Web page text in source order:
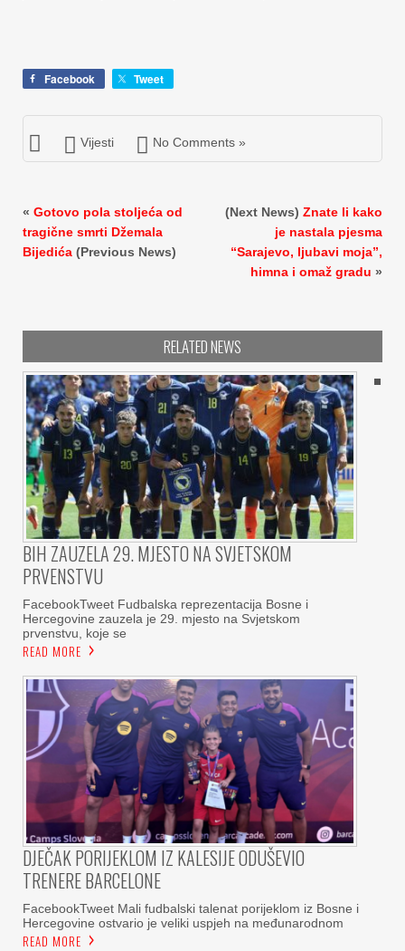
Facebook Tweet
Vijesti No Comments »
« Gotovo pola stoljeća od
tragične smrti Džemala
Bijedića (Previous News)
(Next News) Znate li kako
je nastala pjesma
“Sarajevo, ljubavi moja”,
himna i omaž gradu »
RELATED NEWS
BIH ZAUZELA 29. MJESTO NA SVJETSKOM
PRVENSTVU
FacebookTweet Fudbalska reprezentacija Bosne i
Hercegovine zauzela je 29. mjesto na Svjetskom
prvenstvu, koje se
READ MORE
DJEČAK PORIJEKLOM IZ KALESIJE ODUŠEVIO
TRENERE BARCELONE
FacebookTweet Mali fudbalski talenat porijeklom iz Bosne i
Hercegovine ostvario je veliki uspjeh na međunarodnom
READ MORE